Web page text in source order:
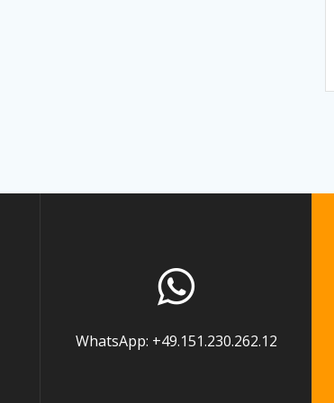
WhatsApp: +49.151.230.262.12